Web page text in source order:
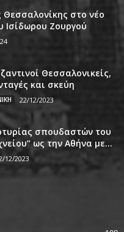
στο νέο
Ισίδωρου Ζουργού
Θεσσαλονικείς,
και σκεύη
22/12/2023
σπουδαστών του
ως την Αθήνα με...
12/2023